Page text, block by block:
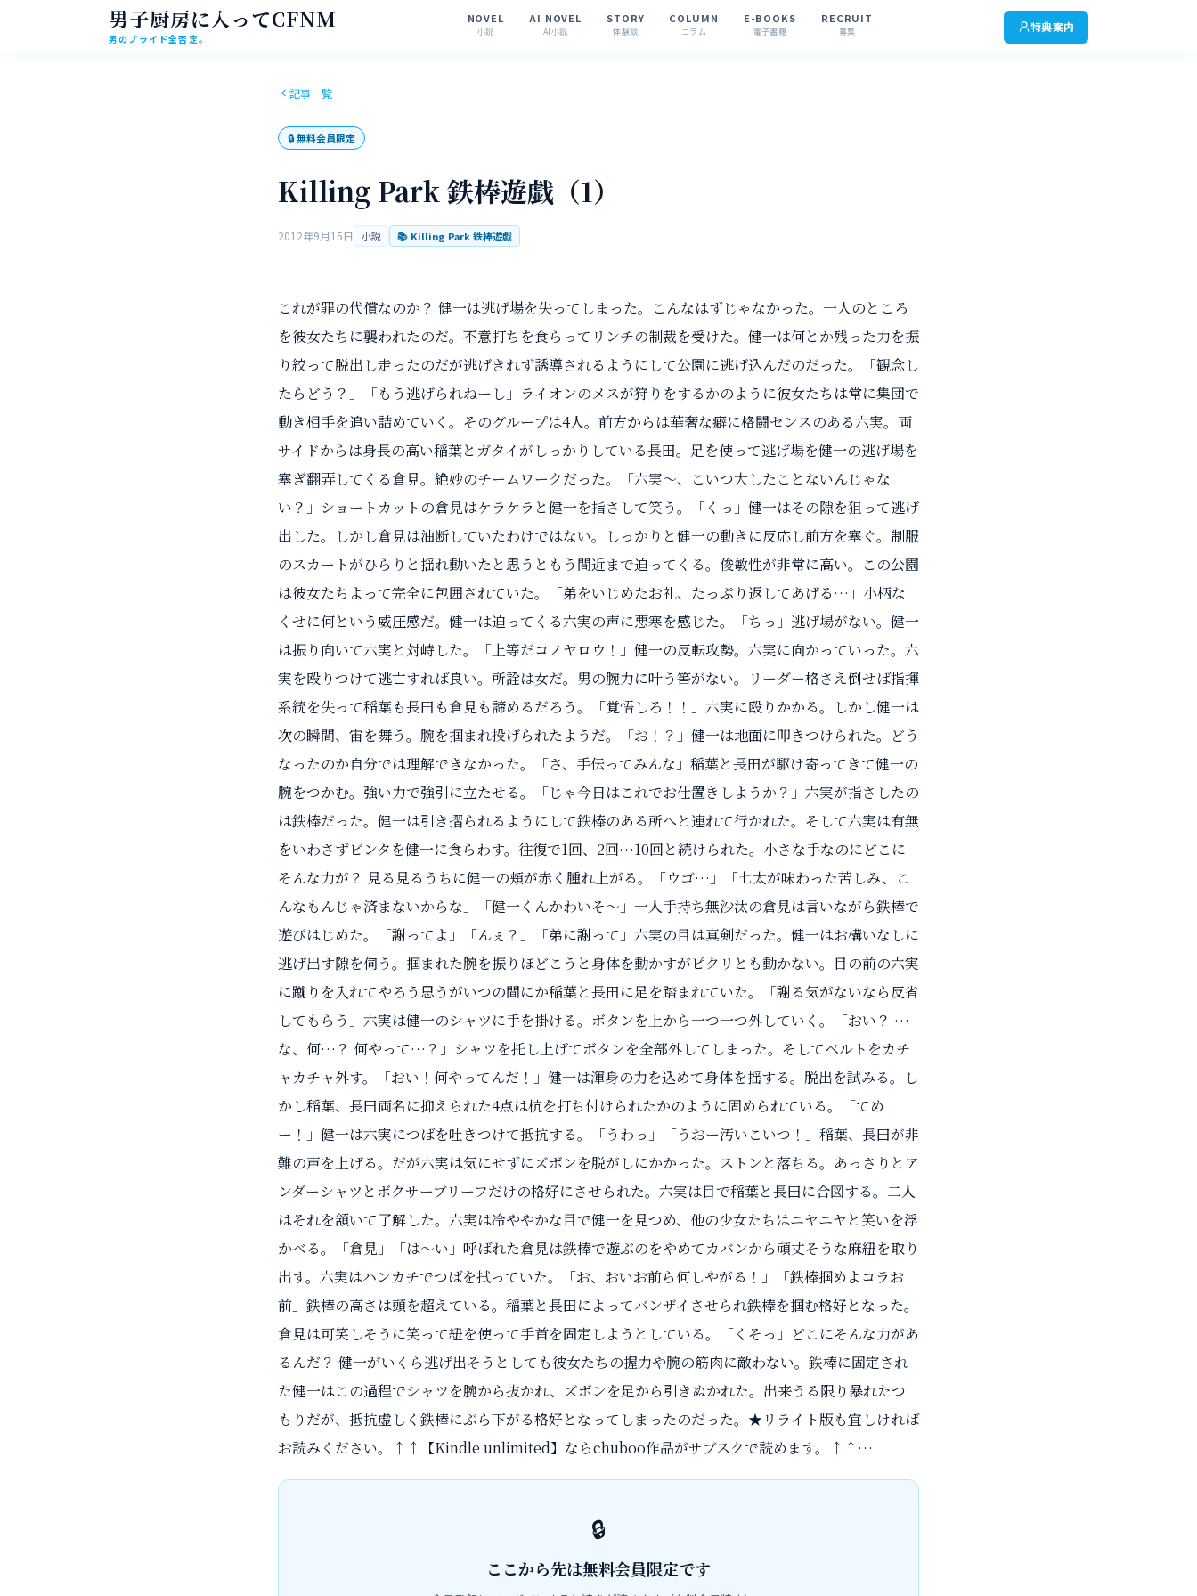
男子厨房に入ってCFNM
男のプライド全否定。
NOVEL
小説
AI NOVEL
AI小説
STORY
体験談
COLUMN
コラム
E-BOOKS
電子書籍
RECRUIT
募集 特典案内
記事一覧
🔒無料会員限定
Killing Park 鉄棒遊戯（1）
2012年9月15日 小説 📚 Killing Park 鉄棒遊戯
これが罪の代償なのか？ 健一は逃げ場を失ってしまった。こんなはずじゃなかった。一人のところ
を彼女たちに襲われたのだ。不意打ちを食らってリンチの制裁を受けた。健一は何とか残った力を振
り絞って脱出し走ったのだが逃げきれず誘導されるようにして公園に逃げ込んだのだった。「観念し
たらどう？」「もう逃げられねーし」ライオンのメスが狩りをするかのように彼女たちは常に集団で
動き相手を追い詰めていく。そのグループは4人。前方からは華奢な癖に格闘センスのある六実。両
サイドからは身長の高い稲葉とガタイがしっかりしている長田。足を使って逃げ場を健一の逃げ場を
塞ぎ翻弄してくる倉見。絶妙のチームワークだった。「六実～、こいつ大したことないんじゃな
い？」ショートカットの倉見はケラケラと健一を指さして笑う。「くっ」健一はその隙を狙って逃げ
出した。しかし倉見は油断していたわけではない。しっかりと健一の動きに反応し前方を塞ぐ。制服
のスカートがひらりと揺れ動いたと思うともう間近まで迫ってくる。俊敏性が非常に高い。この公園
は彼女たちよって完全に包囲されていた。「弟をいじめたお礼、たっぷり返してあげる…」小柄な
くせに何という威圧感だ。健一は迫ってくる六実の声に悪寒を感じた。「ちっ」逃げ場がない。健一
は振り向いて六実と対峙した。「上等だコノヤロウ！」健一の反転攻勢。六実に向かっていった。六
実を殴りつけて逃亡すれば良い。所詮は女だ。男の腕力に叶う筈がない。リーダー格さえ倒せば指揮
系統を失って稲葉も長田も倉見も諦めるだろう。「覚悟しろ！！」六実に殴りかかる。しかし健一は
次の瞬間、宙を舞う。腕を掴まれ投げられたようだ。「お！？」健一は地面に叩きつけられた。どう
なったのか自分では理解できなかった。「さ、手伝ってみんな」稲葉と長田が駆け寄ってきて健一の
腕をつかむ。強い力で強引に立たせる。「じゃ今日はこれでお仕置きしようか？」六実が指さしたの
は鉄棒だった。健一は引き摺られるようにして鉄棒のある所へと連れて行かれた。そして六実は有無
をいわさずビンタを健一に食らわす。往復で1回、2回…10回と続けられた。小さな手なのにどこに
そんな力が？ 見る見るうちに健一の頬が赤く腫れ上がる。「ウゴ…」「七太が味わった苦しみ、こ
んなもんじゃ済まないからな」「健一くんかわいそ～」一人手持ち無沙汰の倉見は言いながら鉄棒で
遊びはじめた。「謝ってよ」「んぇ？」「弟に謝って」六実の目は真剣だった。健一はお構いなしに
逃げ出す隙を伺う。掴まれた腕を振りほどこうと身体を動かすがピクリとも動かない。目の前の六実
に蹴りを入れてやろう思うがいつの間にか稲葉と長田に足を踏まれていた。「謝る気がないなら反省
してもらう」六実は健一のシャツに手を掛ける。ボタンを上から一つ一つ外していく。「おい？ …
な、何…？ 何やって…？」シャツを托し上げてボタンを全部外してしまった。そしてベルトをカチ
ャカチャ外す。「おい！何やってんだ！」健一は渾身の力を込めて身体を揺する。脱出を試みる。し
かし稲葉、長田両名に抑えられた4点は杭を打ち付けられたかのように固められている。「てめ
ー！」健一は六実につばを吐きつけて抵抗する。「うわっ」「うおー汚いこいつ！」稲葉、長田が非
難の声を上げる。だが六実は気にせずにズボンを脱がしにかかった。ストンと落ちる。あっさりとア
ンダーシャツとボクサーブリーフだけの格好にさせられた。六実は目で稲葉と長田に合図する。二人
はそれを頷いて了解した。六実は冷ややかな目で健一を見つめ、他の少女たちはニヤニヤと笑いを浮
かべる。「倉見」「は～い」呼ばれた倉見は鉄棒で遊ぶのをやめてカバンから頑丈そうな麻紐を取り
出す。六実はハンカチでつばを拭っていた。「お、おいお前ら何しやがる！」「鉄棒掴めよコラお
前」鉄棒の高さは頭を超えている。稲葉と長田によってバンザイさせられ鉄棒を掴む格好となった。
倉見は可笑しそうに笑って紐を使って手首を固定しようとしている。「くそっ」どこにそんな力があ
るんだ？ 健一がいくら逃げ出そうとしても彼女たちの握力や腕の筋肉に敵わない。鉄棒に固定され
た健一はこの過程でシャツを腕から抜かれ、ズボンを足から引きぬかれた。出来うる限り暴れたつ
もりだが、抵抗虚しく鉄棒にぶら下がる格好となってしまったのだった。★リライト版も宜しければ
お読みください。↑↑【Kindle unlimited】ならchuboo作品がサブスクで読めます。↑↑ …
🔒
ここから先は無料会員限定です